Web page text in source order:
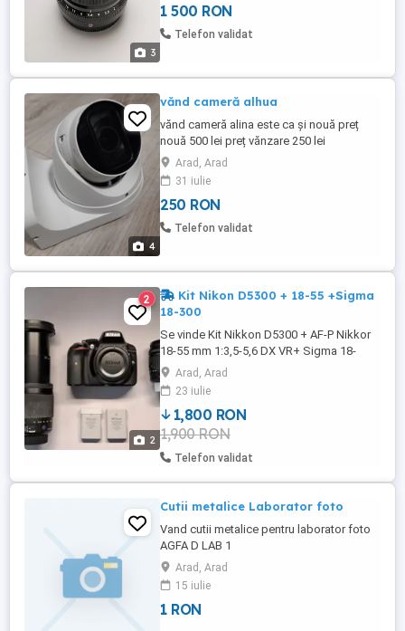
3
1 500 RON
Telefon validat
4
vănd cameră alhua
vănd cameră alina este ca și nouă preț
nouă 500 lei preț vănzare 250 lei
Arad, Arad
31 iulie
250 RON
Telefon validat
2
2
Kit Nikon D5300 + 18-55 +Sigma
18-300
Se vinde Kit Nikkon D5300 + AF-P Nikkor
18-55 mm 1:3,5-5,6 DX VR+ Sigma 18-
300mm 1:3,5-6,3 + 2 baterii originale
Nikkon EN-EL 14A și geantă Nikon.
Arad, Arad
23 iulie
1,800 RON
1,900 RON
Telefon validat
Cutii metalice Laborator foto
Vand cutii metalice pentru laborator foto
AGFA D LAB 1
Arad, Arad
15 iulie
1 RON